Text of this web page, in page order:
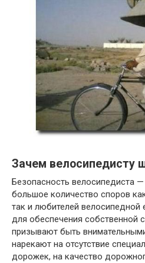
Зачем велосипедисту
Безопасность велосипедиста
большое количество споров
так и любителей
для обеспечения собственной
призывают быть
нарекают на отсутствие
дорожек, на качество